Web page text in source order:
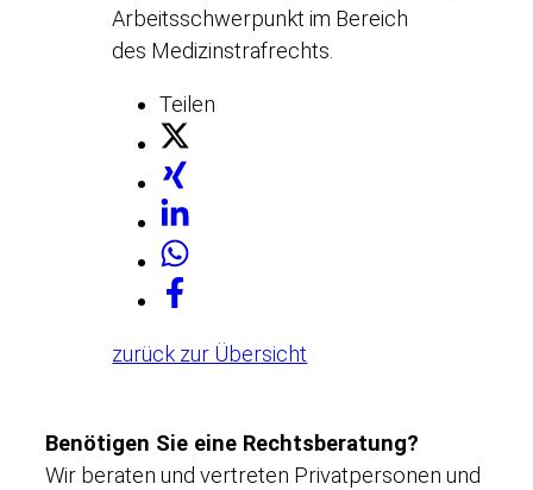
Arbeitsschwerpunkt im Bereich
des Medizinstrafrechts.
Teilen
zurück zur Übersicht
Benötigen Sie eine Rechtsberatung?
Wir beraten und vertreten Privatpersonen und